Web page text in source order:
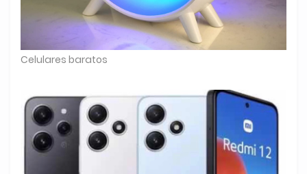
Celulares baratos